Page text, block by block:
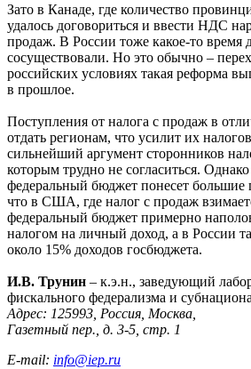
Зато в Канаде, где количество
удалось договориться и ввести НДС
продаж. В России тоже какое-то время
сосуществовали. Но это обычно –
российских условиях такая реформа
в прошлое.
Поступления от налога с продаж в
отдать регионам, что усилит их
сильнейший аргумент сторонников
которым трудно не согласиться.
федеральный бюджет понесет большие
что в США, где налог с продаж
федеральный бюджет примерно
налогом на личный доход, а в России
около 15% доходов госбюджета.
И.В. Трунин – к.э.н., заведующий
фискального федерализма и
Адрес: 125993, Россия, Москва,
Газетный пер., д. 3-5, стр. 1
E-mail: info@iep.ru